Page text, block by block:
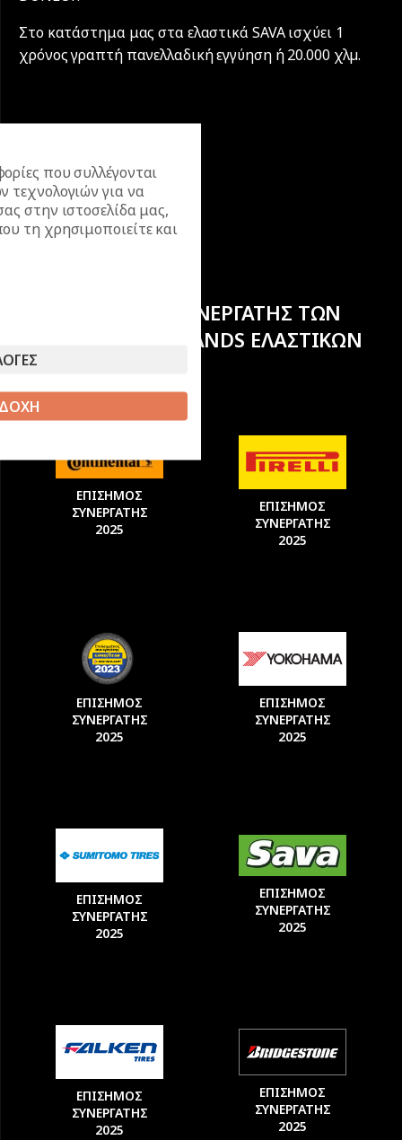
Στο κατάστημα μας στα ελαστικά SAVA ισχύει 1
χρόνος γραπτή πανελλαδική εγγύηση ή 20.000 χλµ.
ΕΠΙΣΗΜΟΣ ΣΥΝΕΡΓΑΤΗΣ ΤΩΝ
ΚΟΡΥΦΑΙΩΝ BRANDS ΕΛΑΣΤΙΚΩΝ
ΕΠΙΣΗΜΟΣ
ΣΥΝΕΡΓΑΤΗΣ
2025
ΕΠΙΣΗΜΟΣ
ΣΥΝΕΡΓΑΤΗΣ
2025
ΕΠΙΣΗΜΟΣ
ΣΥΝΕΡΓΑΤΗΣ
2025
ΕΠΙΣΗΜΟΣ
ΣΥΝΕΡΓΑΤΗΣ
2025
ΕΠΙΣΗΜΟΣ
ΣΥΝΕΡΓΑΤΗΣ
2025
ΕΠΙΣΗΜΟΣ
ΣΥΝΕΡΓΑΤΗΣ
2025
ΕΠΙΣΗΜΟΣ
ΣΥΝΕΡΓΑΤΗΣ
2025
ΕΠΙΣΗΜΟΣ
ΣΥΝΕΡΓΑΤΗΣ
2025
που συλλέγονται
τεχνολογιών για να
στην ιστοσελίδα μας,
τη χρησιμοποιείτε και